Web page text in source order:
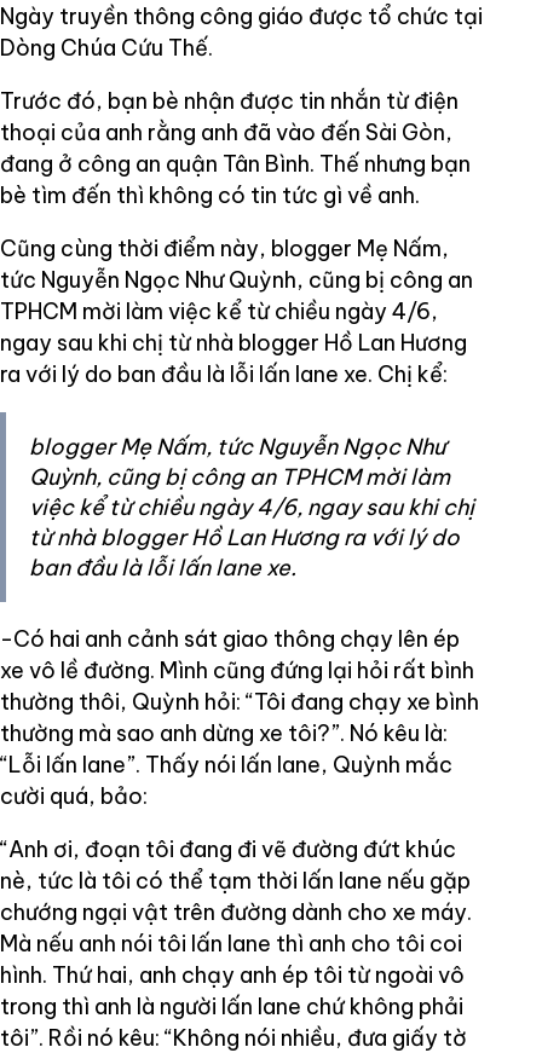
Ngày truyền thông công giáo được tổ chức tại
Dòng Chúa Cứu Thế.
Trước đó, bạn bè nhận được tin nhắn từ điện
thoại của anh rằng anh đã vào đến Sài Gòn,
đang ở công an quận Tân Bình. Thế nhưng bạn
bè tìm đến thì không có tin tức gì về anh.
Cũng cùng thời điểm này, blogger Mẹ Nấm,
tức Nguyễn Ngọc Như Quỳnh, cũng bị công an
TPHCM mời làm việc kể từ chiều ngày 4/6,
ngay sau khi chị từ nhà blogger Hồ Lan Hương
ra với lý do ban đầu là lỗi lấn lane xe. Chị kể:
blogger Mẹ Nấm, tức Nguyễn Ngọc Như
Quỳnh, cũng bị công an TPHCM mời làm
việc kể từ chiều ngày 4/6, ngay sau khi chị
từ nhà blogger Hồ Lan Hương ra với lý do
ban đầu là lỗi lấn lane xe.
-Có hai anh cảnh sát giao thông chạy lên ép
xe vô lề đường. Mình cũng đứng lại hỏi rất bình
thường thôi, Quỳnh hỏi: “Tôi đang chạy xe bình
thường mà sao anh dừng xe tôi?”. Nó kêu là:
“Lỗi lấn lane”. Thấy nói lấn lane, Quỳnh mắc
cười quá, bảo:
“Anh ơi, đoạn tôi đang đi vẽ đường đứt khúc
nè, tức là tôi có thể tạm thời lấn lane nếu gặp
chướng ngại vật trên đường dành cho xe máy.
Mà nếu anh nói tôi lấn lane thì anh cho tôi coi
hình. Thứ hai, anh chạy anh ép tôi từ ngoài vô
trong thì anh là người lấn lane chứ không phải
tôi”. Rồi nó kêu: “Không nói nhiều, đưa giấy tờ